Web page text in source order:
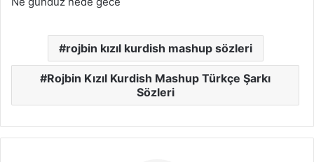
rojbin kızıl kurdish mashup sözleri
Rojbin Kızıl Kurdish Mashup Türkçe Şarkı
Sözleri